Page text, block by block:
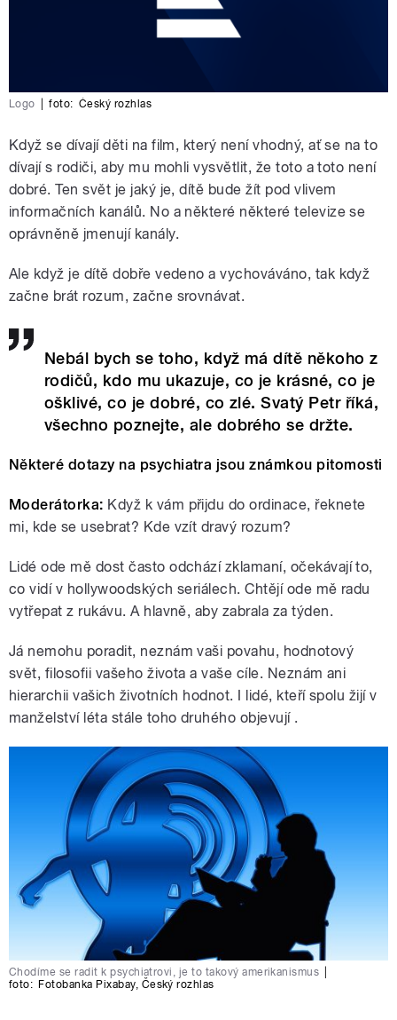
Logo foto: Český rozhlas
Když se dívají děti na film, který není vhodný, ať se na to
dívají s rodiči, aby mu mohli vysvětlit, že toto a toto není
dobré. Ten svět je jaký je, dítě bude žít pod vlivem
informačních kanálů. No a některé některé televize se
oprávněně jmenují kanály.
Ale když je dítě dobře vedeno a vychováváno, tak když
začne brát rozum, začne srovnávat.
Nebál bych se toho, když má dítě někoho z
rodičů, kdo mu ukazuje, co je krásné, co je
ošklivé, co je dobré, co zlé. Svatý Petr říká,
všechno poznejte, ale dobrého se držte.
Některé dotazy na psychiatra jsou známkou pitomosti
Moderátorka: Když k vám přijdu do ordinace, řeknete
mi, kde se usebrat? Kde vzít dravý rozum?
Lidé ode mě dost často odchází zklamaní, očekávají to,
co vidí v hollywoodských seriálech. Chtějí ode mě radu
vytřepat z rukávu. A hlavně, aby zabrala za týden.
Já nemohu poradit, neznám vaši povahu, hodnotový
svět, filosofii vašeho života a vaše cíle. Neznám ani
hierarchii vašich životních hodnot. I lidé, kteří spolu žijí v
manželství léta stále toho druhého objevují .
Chodíme se radit k psychiatrovi, je to takový amerikanismus
foto: Fotobanka Pixabay, Český rozhlas